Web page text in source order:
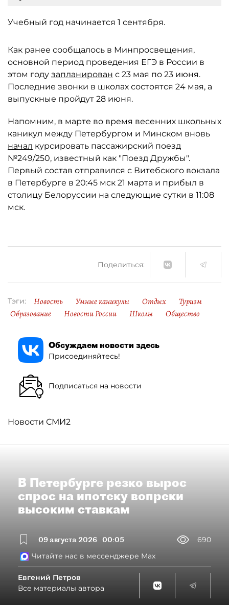
Учебный год начинается 1 сентября.
Как ранее сообщалось в Минпросвещения,
основной период проведения ЕГЭ в России в
этом году запланирован с 23 мая по 23 июня.
Последние звонки в школах состоятся 24 мая, а
выпускные пройдут 28 июня.
Напомним, в марте во время весенних школьных
каникул между Петербургом и Минском вновь
начал курсировать пассажирский поезд
№249/250, известный как "Поезд Дружбы".
Первый состав отправился с Витебского вокзала
в Петербурге в 20:45 мск 21 марта и прибыл в
столицу Белоруссии на следующие сутки в 11:08
мск.
Поделиться:
Тэги: Новость Умные каникулы Отдых
Туризм
Образование
Новости России Школы Общество
Обсуждаем новости здесь
Присоединяйтесь!
Подписаться на новости
Новости СМИ2
В Петербурге резко вырос
спрос на ипотеку вопреки
высоким ставкам
09 августа 2026 00:05
690
Читайте нас в мессенджере Max
Евгений Петров
Все материалы автора